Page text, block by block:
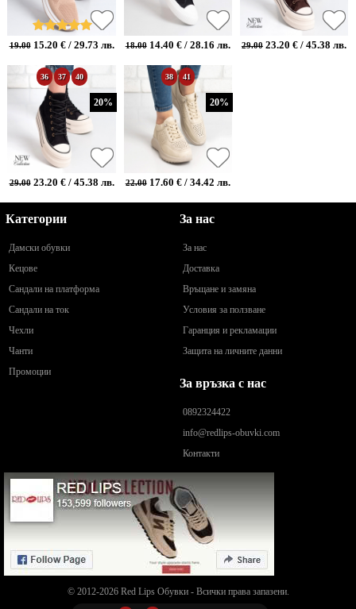
19.0015.20 € / 29.73 лв. 18.0014.40 € / 28.16 лв. 29.0023.20 € / 45.38 лв.
20%
36 37 40
29.0023.20 € / 45.38 лв.
20%
38 41
22.0017.60 € / 34.42 лв.
Категории
Дамски обувки
Кецове
Сандали на платформа
Сандали на ток
Чехли
Чанти
Промоции
За нас
За нас
Доставка
Връщане и замяна
Условия за ползване
Гаранция и рекламации
Защита на личните данни
За връзка с нас
0892324422
info@redlips-obuvki.com
Контакти
© 2012-2026 Red Lips Обувки - Всички права запазени.